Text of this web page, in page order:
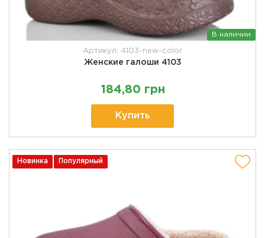
В наличии
Артикул: 4103-new-color
Женские галоши 4103
184,80 грн
Купить
Новинка Популярный